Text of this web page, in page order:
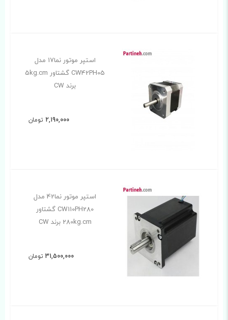
استپر موتور نما17 مدل
CW42PH05 گشتاور 5kg.cm
برند CW
2,190,000 تومان
استپر موتور نما42 مدل
CW110PH280 گشتاور
280kg.cm برند CW
31,500,000 تومان